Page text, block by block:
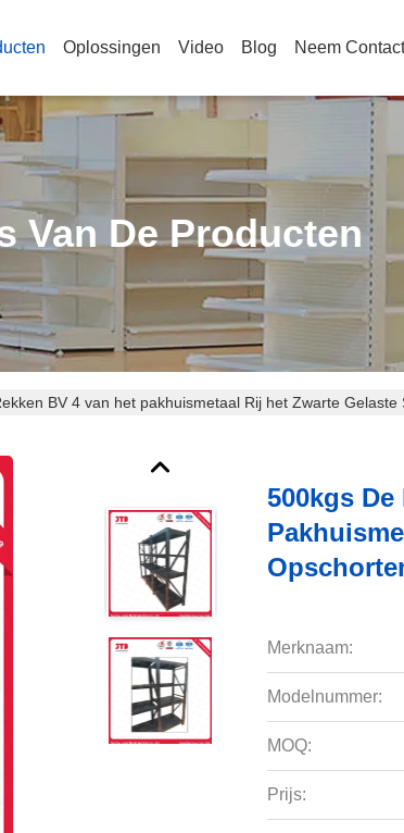
Oplossingen Video Blog Neem
Van De Producten
BV 4 van het pakhuismetaal Rij het Zwarte Gelaste
500kgs De
Merknaam:
Modelnummer:
MOQ:
Prijs: